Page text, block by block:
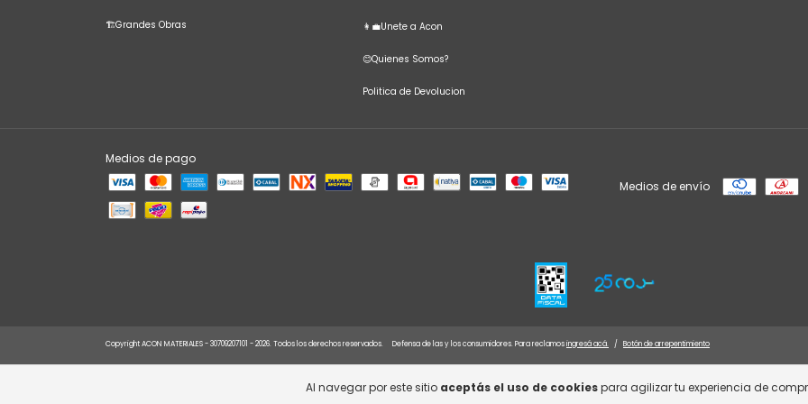
Al navegar por este sitio aceptás el uso de cookiespara agilizar tu experiencia de
🏗️Grandes Obras 👩‍💼Unete a Acon
😊Quienes Somos?
Politica de Devolucion
Medios de pago
Medios de envío
Copyright ACON MATERIALES - 30709207101 - 2026. Todos los derechos reservados. Defensa de las y los consumidores. Para reclamosingresá acá. / Botón de arrepentimiento